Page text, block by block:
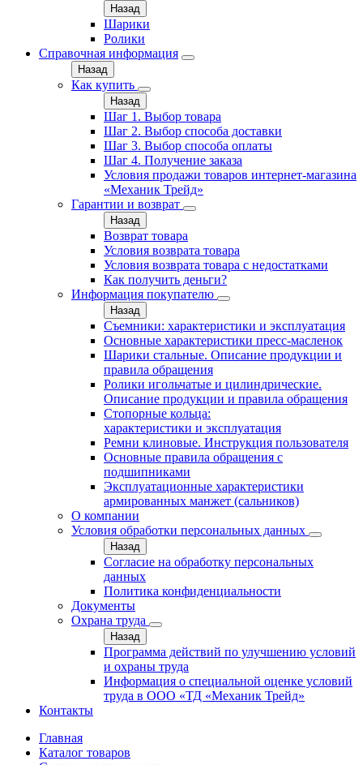
Назад
Шарики
Ролики
Справочная информация
Назад
Как купить
Назад
Шаг 1. Выбор товара
Шаг 2. Выбор способа доставки
Шаг 3. Выбор способа оплаты
Шаг 4. Получение заказа
Условия продажи товаров интернет-магазина
«Механик Трейд»
Гарантии и возврат
Назад
Возврат товара
Условия возврата товара
Условия возврата товара с недостатками
Как получить деньги?
Информация покупателю
Назад
Съемники: характеристики и эксплуатация
Основные характеристики пресс‑масленок
Шарики стальные. Описание продукции и
правила обращения
Ролики игольчатые и цилиндрические.
Описание продукции и правила обращения
Стопорные кольца:
характеристики и эксплуатация
Ремни клиновые. Инструкция пользователя
Основные правила обращения с
подшипниками
Эксплуатационные характеристики
армированных манжет (сальников)
О компании
Условия обработки персональных данных
Назад
Согласие на обработку персональных
данных
Политика конфиденциальности
Документы
Охрана труда
Назад
Программа действий по улучшению условий
и охраны труда
Информация о специальной оценке условий
труда в ООО «ТД «Механик Трейд»
Контакты
Главная
Каталог товаров